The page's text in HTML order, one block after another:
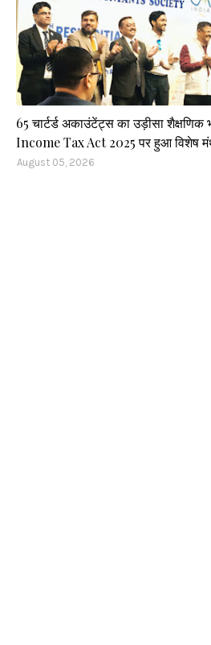
65 चार्टर्ड अकाउंटेंट्स का उड़ीसा
Income Tax Act 2025 पर हुआ विशेष
August 05, 2026